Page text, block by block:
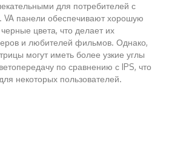
для потребителей с
панели обеспечивают хорошую
черные цвета, что делает их
и любителей фильмов. Однако,
могут иметь более узкие углы
по сравнению с IPS, что
некоторых пользователей.